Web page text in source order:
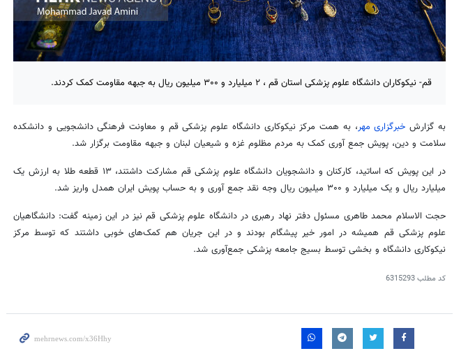
قم- نیکوکاران دانشگاه علوم پزشکی استان قم ، ۲ میلیارد و ۳۰۰ میلیون ریال به جبهه مقاومت کمک کردند.
به گزارش خبرگزاری مهر، به همت مرکز نیکوکاری دانشگاه علوم پزشکی قم و معاونت فرهنگی دانشجویی و دانشکده
سلامت و دین، پویش جمع آوری کمک به مردم مظلوم غزه و شیعیان لبنان و جبهه مقاومت برگزار شد.
در این پویش که اساتید، کارکنان و دانشجویان دانشگاه علوم پزشکی قم مشارکت داشتند، ۱۳ قطعه طلا به ارزش یک
میلیارد ریال و یک میلیارد و ۳۰۰ میلیون ریال وجه نقد جمع
آوری و به حساب پویش ایران همدل واریز شد.
حجت الاسلام محمد طاهری مسئول دفتر نهاد رهبری در دانشگاه علوم پزشکی قم نیز در این زمینه گفت: دانشگاهیان
علوم پزشکی قم همیشه در امور خیر پیشگام بودند و در این جریان هم کمک‌های خوبی داشتند که توسط مرکز
نیکوکاری دانشگاه و بخشی توسط بسیج جامعه پزشکی جمع‌آوری شد.
کد مطلب6315293